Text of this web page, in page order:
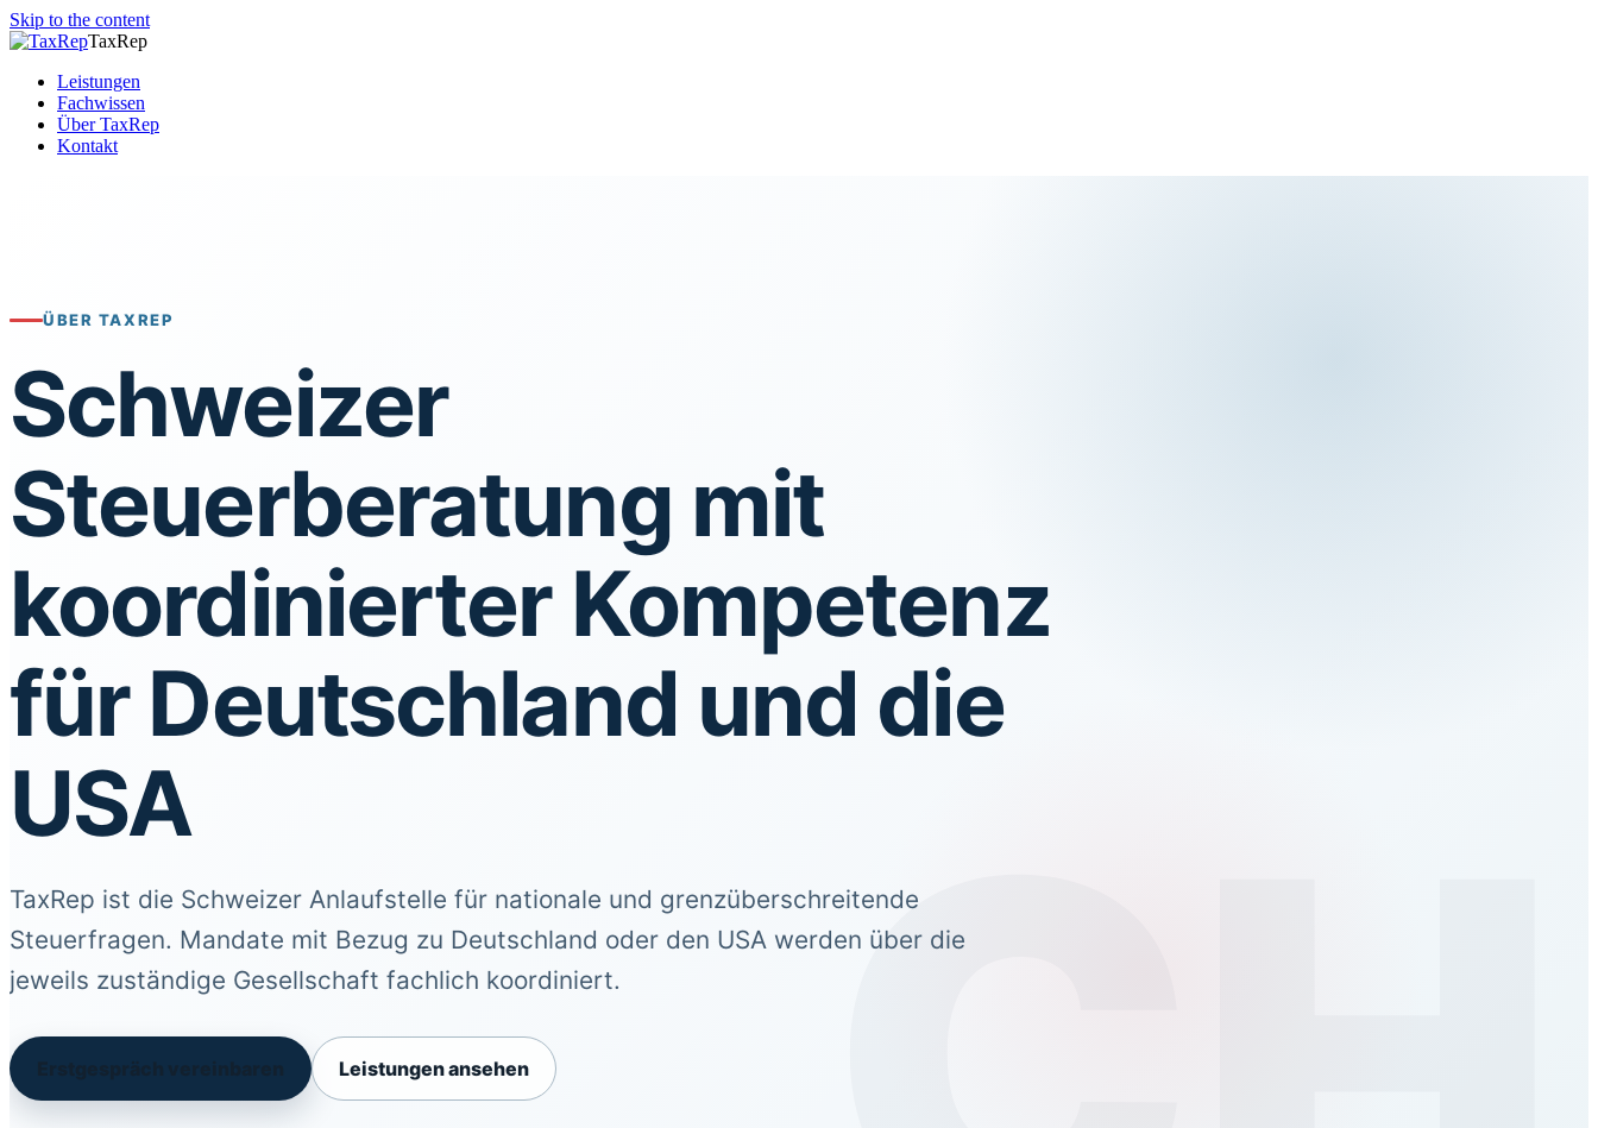
Skip to the content
TaxRep
Leistungen
Fachwissen
Über TaxRep
Kontakt
ÜBER TAXREP
Schweizer
Steuerberatung mit
koordinierter Kompetenz
für Deutschland und die
USA
TaxRep ist die Schweizer Anlaufstelle für nationale und grenzüberschreitende
Steuerfragen. Mandate mit Bezug zu Deutschland oder den USA werden über die
jeweils zuständige Gesellschaft fachlich koordiniert.
Leistungen ansehen